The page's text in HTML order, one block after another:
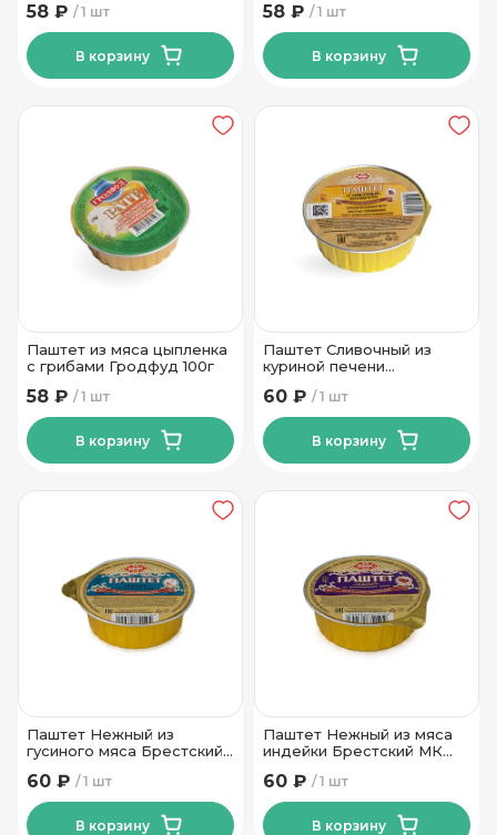
1 шт
58 ₽
В корзину
1 шт
58 ₽
В корзину
Паштет из мяса цыпленка
с грибами Гродфуд 100г
1 шт
58 ₽
В корзину
Паштет Сливочный из
куриной печени
1 шт
60 ₽
В корзину
Паштет Нежный из
гусиного мяса Брестский
1 шт
60 ₽
В корзину
Паштет Нежный из мяса
индейки Брестский МК
1 шт
60 ₽
В корзину